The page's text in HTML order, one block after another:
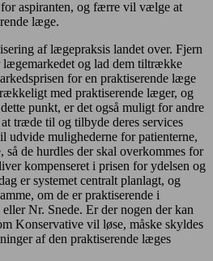
aspiranten, og færre vil vælge at
læge.
af lægepraksis landet over. Fjern
og lad dem tiltrække
for en praktiserende læge
med praktiserende læger, og
punkt, er det også muligt for andre
træde til og tilbyde deres services
udvide mulighederne for patienterne,
så de hurdles der skal overkommes for
kompenseret i prisen for ydelsen og
er systemet centralt planlagt, og
om de er praktiserende i
Nr. Snede. Er der nogen der kan
Konservative vil løse, måske skyldes
af den praktiserende læges